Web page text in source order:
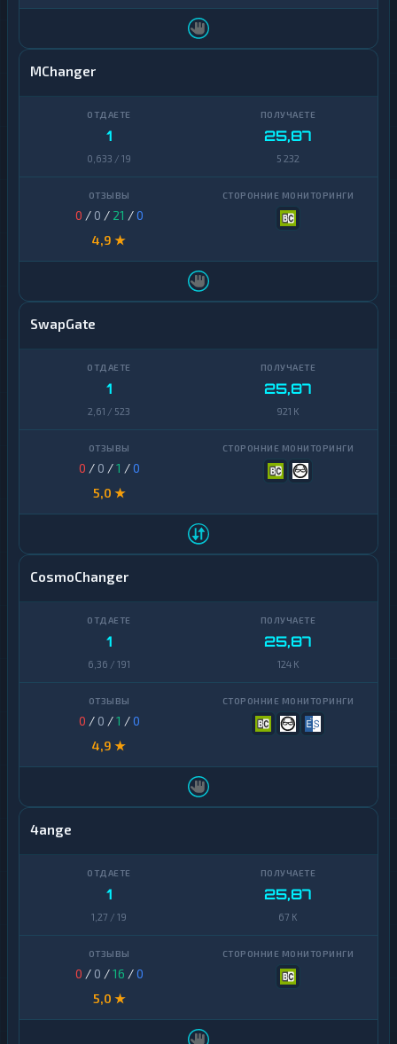
MChanger
1
0,633 / 19
25,87
5 232
0 / 0 / 21 /0
4,9 ★
SwapGate
1
2,61 / 523
25,87
921 K
0 / 0 /1 /0
5,0 ★
CosmoChanger
1
6,36 / 191
25,87
124 K
0 / 0 /1 /0
4,9 ★
4ange
1
1,27 / 19
25,87
67 K
0 / 0 /16 /0
5,0 ★